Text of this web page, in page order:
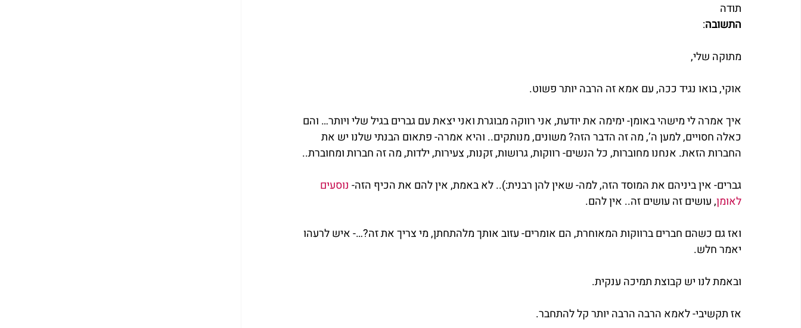
תודה
התשובה:
מתוקה שלי,
אוקי, בואו נגיד ככה, עם אמא זה הרבה יותר פשוט.
איך אמרה לי מישהי באומן- ימימה את יודעת, אני רווקה מבוגרת ואני יצאת עם גברים בגיל שלי ויותר… והם
כאלה חסויים, למען ה’, מה זה הדבר הזה? משונים, מנותקים.. והיא אמרה- פתאום הבנתי שלנו יש את
החברות הזאת. אנחנו מחוברות, כל הנשים- רווקות, גרושות, זקנות, צעירות, ילדות, מה זה חברות ומחוברת..
גברים- אין ביניהם את המוסד הזה, למה- שאין להן רבנית:).. לא באמת, אין להם את הכיף הזה- נוסעים
לאומן, עושים זה עושים זה.. אין להם.
ואז גם כשהם חברים ברווקות המאוחרת, הם אומרים- עזוב אותך מלהתחתן, מי צריך את זה?…- איש לרעהו
יאמר חלש.
ובאמת לנו יש קבוצת תמיכה ענקית.
אז תקשיבי- לאמא הרבה הרבה יותר קל להתחבר.